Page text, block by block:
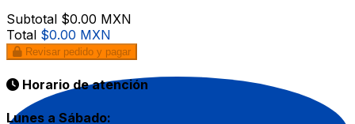
Subtotal $0.00 MXN
Total $0.00 MXN
Revisar pedido y pagar
Horario de atención
Lunes a Sábado: